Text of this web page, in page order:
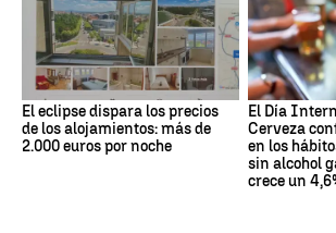
El eclipse dispara los precios
de los alojamientos: más de
2.000 euros por noche
El Día
Cerveza
en los
sin alcohol
crece un